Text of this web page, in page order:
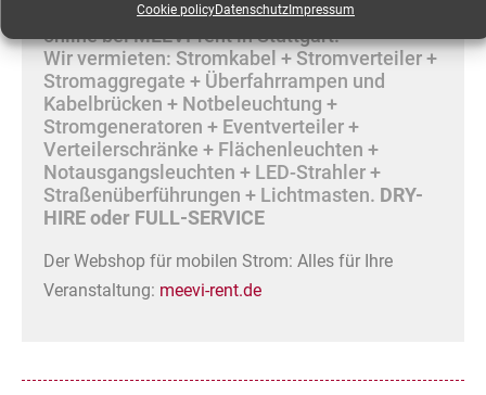
Cookie policyDatenschutz Impressum
Mieten Sie Ihre mobile Stromversorgung
online bei MEEVI-rent in Stuttgart.
Wir vermieten: Stromkabel + Stromverteiler +
Stromaggregate + Überfahrrampen und
Kabelbrücken + Notbeleuchtung +
Stromgeneratoren + Eventverteiler +
Verteilerschränke + Flächenleuchten +
Notausgangsleuchten + LED-Strahler +
Straßenüberführungen + Lichtmasten. DRY-
HIRE oder FULL-SERVICE
Der Webshop für mobilen Strom: Alles für Ihre
Veranstaltung: meevi-rent.de